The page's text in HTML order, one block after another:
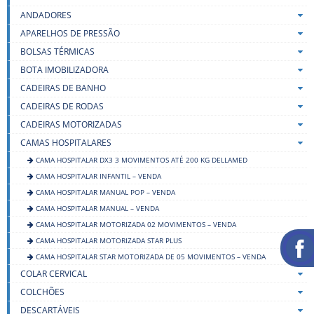
ANDADORES
APARELHOS DE PRESSÃO
BOLSAS TÉRMICAS
BOTA IMOBILIZADORA
CADEIRAS DE BANHO
CADEIRAS DE RODAS
CADEIRAS MOTORIZADAS
CAMAS HOSPITALARES
CAMA HOSPITALAR DX3 3 MOVIMENTOS ATÉ 200 KG DELLAMED
CAMA HOSPITALAR INFANTIL – VENDA
CAMA HOSPITALAR MANUAL POP – VENDA
CAMA HOSPITALAR MANUAL – VENDA
CAMA HOSPITALAR MOTORIZADA 02 MOVIMENTOS – VENDA
CAMA HOSPITALAR MOTORIZADA STAR PLUS
CAMA HOSPITALAR STAR MOTORIZADA DE 05 MOVIMENTOS – VENDA
COLAR CERVICAL
COLCHÕES
DESCARTÁVEIS